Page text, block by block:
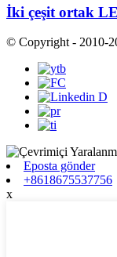
İki çeşit ortak
© Copyright - 2010-
Eposta gönder
+8618675537756
x